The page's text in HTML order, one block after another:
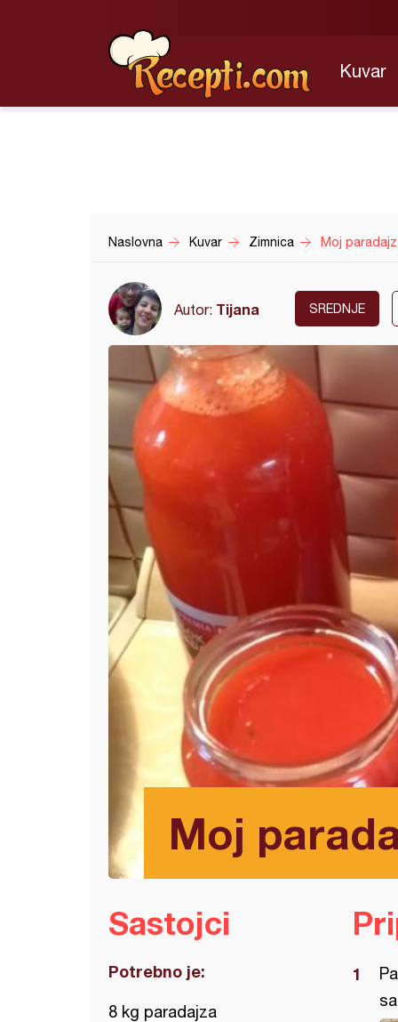
Kuvar
Naslovna Kuvar Zimnica Moj paradajz
Autor: Tijana SREDNJE
Moj
Sastojci
Potrebno je:
8 kg paradajza